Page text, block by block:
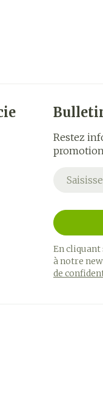
Restez
Adresse
En cliquant
à notre
de